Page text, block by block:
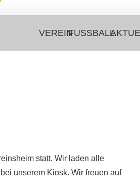
VEREINFUSSBALL
statt. Wir laden alle
unserem Kiosk. Wir freuen auf